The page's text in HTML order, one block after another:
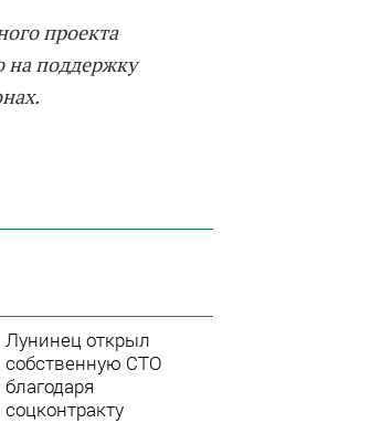
проекта
на поддержку
Лунинец открыл
собственную СТО
благодаря
соцконтракту